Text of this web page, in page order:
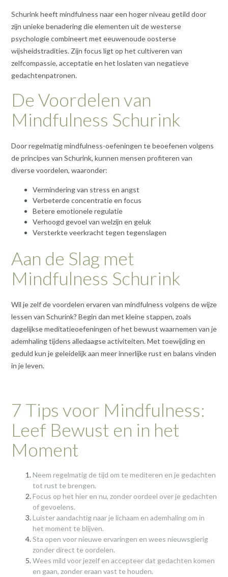
Schurink heeft mindfulness naar een hoger niveau getild door
zijn unieke benadering die elementen uit de westerse
psychologie combineert met eeuwenoude oosterse
wijsheidstradities. Zijn focus ligt op het cultiveren van
zelfcompassie, acceptatie en het loslaten van negatieve
gedachtenpatronen.
De Voordelen van
Mindfulness Schurink
Door regelmatig mindfulness-oefeningen te beoefenen volgens
de principes van Schurink, kunnen mensen profiteren van
diverse voordelen, waaronder:
Vermindering van stress en angst
Verbeterde concentratie en focus
Betere emotionele regulatie
Verhoogd gevoel van welzijn en geluk
Versterkte veerkracht tegen tegenslagen
Aan de Slag met
Mindfulness Schurink
Wil je zelf de voordelen ervaren van mindfulness volgens de wijze
lessen van Schurink? Begin dan met kleine stappen, zoals
dagelijkse meditatieoefeningen of het bewust waarnemen van je
ademhaling tijdens alledaagse activiteiten. Met toewijding en
geduld kun je geleidelijk aan meer innerlijke rust en balans vinden
in je leven.
7 Tips voor Mindfulness:
Leef Bewust en in het
Moment
Neem regelmatig de tijd om te mediteren en je gedachten
tot rust te brengen.
Focus op het hier en nu, zonder oordeel over je gedachten
of gevoelens.
Luister aandachtig naar je lichaam en ademhaling om in
het moment te blijven.
Sta open voor nieuwe ervaringen en wees nieuwsgierig
zonder direct te oordelen.
Wees mild voor jezelf en accepteer dat gedachten komen
en gaan, zonder eraan vast te houden.